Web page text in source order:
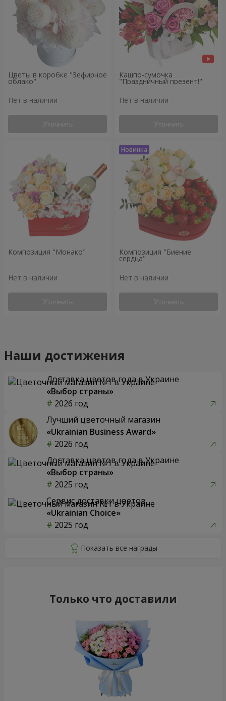
Цветы в коробке "Зефирное
облако"
Нет в наличии
Уточнить
Кашпо-сумочка
"Праздничный презент!"
Нет в наличии
Уточнить
Композиция "Монако"
Нет в наличии
Уточнить
Композиция "Биение
сердца"
Нет в наличии
Уточнить
Наши достижения
Доставка цветов года в Украине
«Выбор страны»
2026 год
Лучший цветочный магазин
«Ukrainian Business Award»
2026 год
Доставка цветов года в Украине
«Выбор страны»
2025 год
Сервис доставки цветов
«Ukrainian Choice»
2025 год
Только что доставили